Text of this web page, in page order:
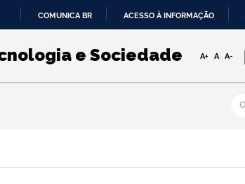
PARA
O
COMUNICA BR ACESSO À INFORMAÇÃO
e Sociedade A+ A A-